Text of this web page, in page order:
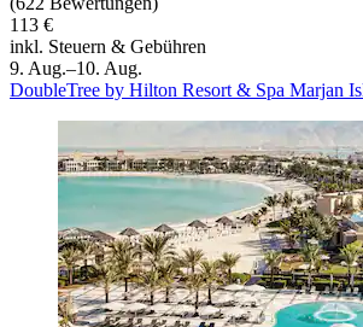
113 €
inkl. Steuern & Gebühren
9. Aug.–10. Aug.
DoubleTree by Hilton Resort & Spa Marjan